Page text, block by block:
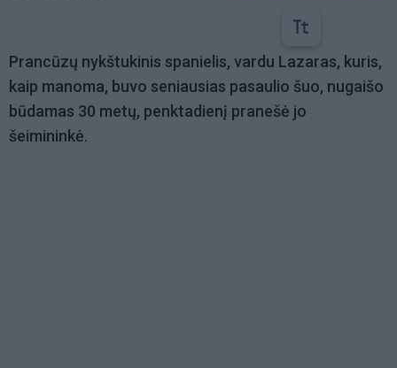
Prancūzų nykštukinis spanielis, vardu Lazaras, kuris,
kaip manoma, buvo seniausias pasaulio šuo, nugaišo
būdamas 30 metų, penktadienį pranešė jo
šeimininkė.